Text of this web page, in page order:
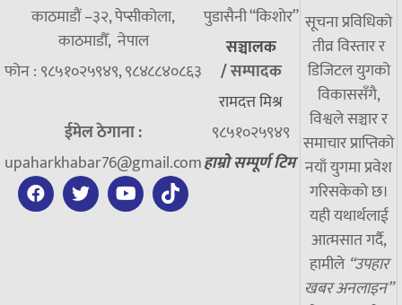
काठमाडौं –३२, पेप्सीकोला,
काठमाडौँ, नेपाल
फोन : ९८५१०२५९४९, ९८४८८४०८६३
ईमेल ठेगाना :
upaharkhabar76@gmail.com
पुडासैनी “किशाेर”
सञ्चालक
/सम्पादक
रामदत्त मिश्र
९८५१०२५९४९
हाम्रो सम्पूर्ण टिम
सूचना प्रविधिको
तीव्र विस्तार र
डिजिटल युगको
विकाससँगै,
विश्वले सञ्चार र
समाचार प्राप्तिको
नयाँ युगमा प्रवेश
गरिसकेको छ।
यही यथार्थलाई
आत्मसात गर्दै,
हामीले “उपहार
खबर अनलाइन”